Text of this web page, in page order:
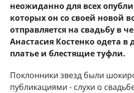
неожиданно для всех
которых он со своей новой
отправляется на свадьбу в
Анастасия Костенко одета в
платье и блестящие туфли.
Поклонники звезд были
публикациями - слухи о